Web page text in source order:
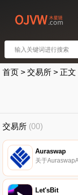
首页 > 交易所 > 正文
交易所 (00)
Auraswap
Let'sBit